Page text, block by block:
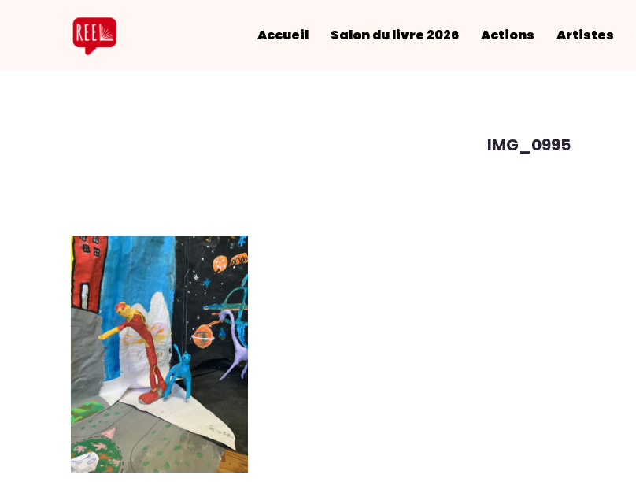
Accueil Salon du livre 2026 Actions Artistes
IMG_0995